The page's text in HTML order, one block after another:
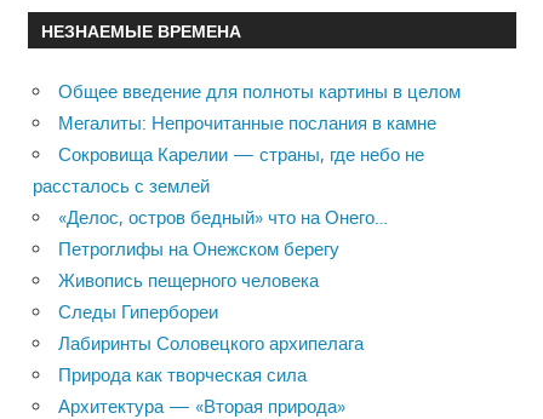
НЕЗНАЕМЫЕ ВРЕМЕНА
Общее введение для полноты картины в целом
Мегалиты: Непрочитанные послания в камне
Сокровища Карелии — страны, где небо не
рассталось с землей
«Делос, остров бедный» что на Онего…
Петроглифы на Онежском берегу
Живопись пещерного человека
Следы Гипербореи
Лабиринты Соловецкого архипелага
Природа как творческая сила
Архитектура — «Вторая природа»